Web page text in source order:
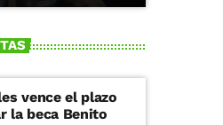
vence el plazo
la beca Benito